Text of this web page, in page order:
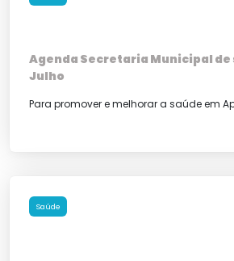
Agenda Secretaria Municipal de
Julho
Para promover e melhorar a saúde em
Saúde